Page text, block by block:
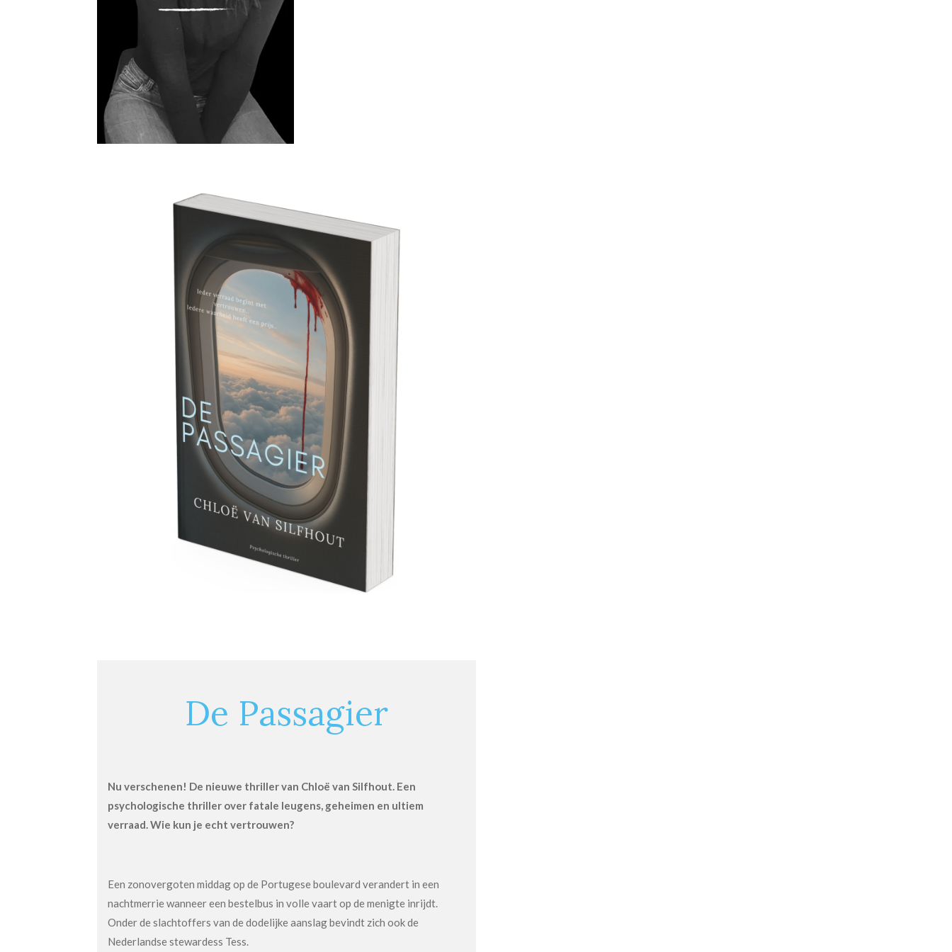
De Passagier
Nu verschenen! De nieuwe thriller van Chloë van Silfhout. Een
psychologische thriller over fatale leugens, geheimen en ultiem
verraad. Wie kun je echt vertrouwen?
Een zonovergoten middag op de Portugese boulevard verandert in een
nachtmerrie wanneer een bestelbus in volle vaart op de menigte inrijdt.
Onder de slachtoffers van de dodelijke aanslag bevindt zich ook de
Nederlandse stewardess Tess.